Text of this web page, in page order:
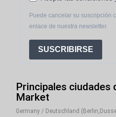
Puede cancelar su suscripción
enlace de nuestra newsletter.
SUSCRIBIRSE
Principales ciudades
Market
Germany / Deutschland